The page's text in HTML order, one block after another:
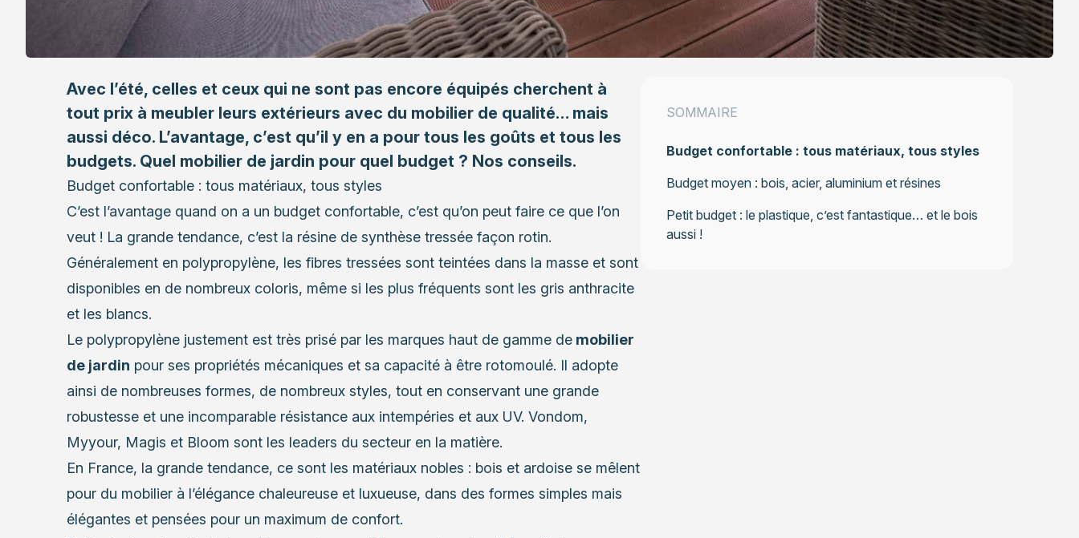
Avec l’été, celles et ceux qui ne sont pas encore équipés cherchent à
tout prix à meubler leurs extérieurs avec du mobilier de qualité… mais
aussi déco. L’avantage, c’est qu’il y en a pour tous les goûts et tous les
budgets. Quel mobilier de jardin pour quel budget ? Nos conseils.
Budget confortable : tous matériaux, tous styles
C’est l’avantage quand on a un budget confortable, c’est qu’on peut faire ce que l’on
veut ! La grande tendance, c’est la résine de synthèse tressée façon rotin.
Généralement en polypropylène, les fibres tressées sont teintées dans la masse et sont
disponibles en de nombreux coloris, même si les plus fréquents sont les gris anthracite
et les blancs.
Le polypropylène justement est très prisé par les marques haut de gamme demobilier
de jardin pour ses propriétés mécaniques et sa capacité à être rotomoulé. Il adopte
ainsi de nombreuses formes, de nombreux styles, tout en conservant une grande
robustesse et une incomparable résistance aux intempéries et aux UV. Vondom,
Myyour, Magis et Bloom sont les leaders du secteur en la matière.
En France, la grande tendance, ce sont les matériaux nobles : bois et ardoise se mêlent
pour du mobilier à l’élégance chaleureuse et luxueuse, dans des formes simples mais
élégantes et pensées pour un maximum de confort.
SOMMAIRE
Budget confortable : tous matériaux, tous styles
Budget moyen : bois, acier, aluminium et résines
Petit budget : le plastique, c’est fantastique… et le bois
aussi !